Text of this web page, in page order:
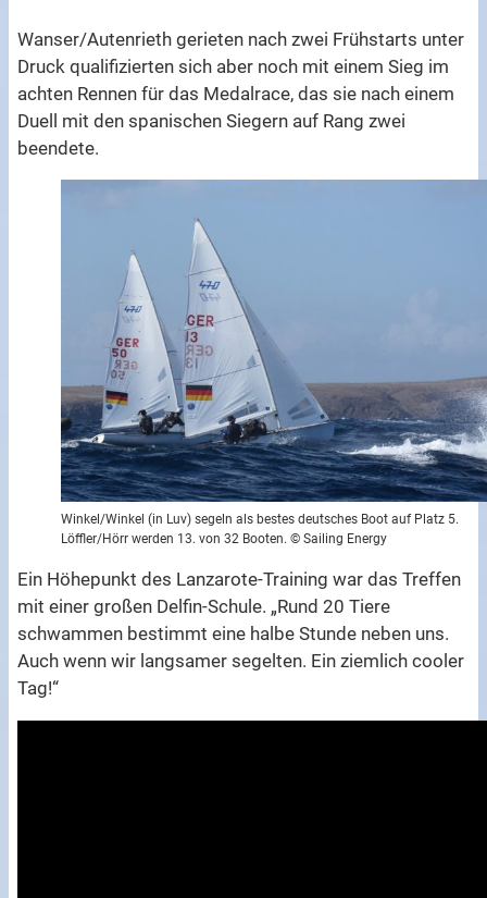
Wanser/Autenrieth gerieten nach zwei Frühstarts unter
Druck qualifizierten sich aber noch mit einem Sieg im
achten Rennen für das Medalrace, das sie nach einem
Duell mit den spanischen Siegern auf Rang zwei
beendete.
Winkel/Winkel (in Luv) segeln als bestes deutsches Boot auf Platz 5.
Löffler/Hörr werden 13. von 32 Booten. © Sailing Energy
Ein Höhepunkt des Lanzarote-Training war das Treffen
mit einer großen Delfin-Schule. „Rund 20 Tiere
schwammen bestimmt eine halbe Stunde neben uns.
Auch wenn wir langsamer segelten. Ein ziemlich cooler
Tag!“